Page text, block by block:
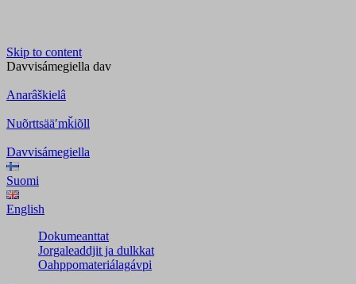
Skip to content
Davvisámegiella dav
Anarâškielâ
Nuõrttsääʹmǩiõll
Davvisámegiella
Suomi
English
Dokumeanttat
Jorgaleaddjit ja dulkkat
Oahppomateriálagávpi